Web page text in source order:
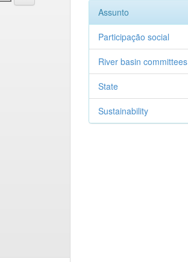
Assunto
Participação social
River basin committees
State
Sustainability